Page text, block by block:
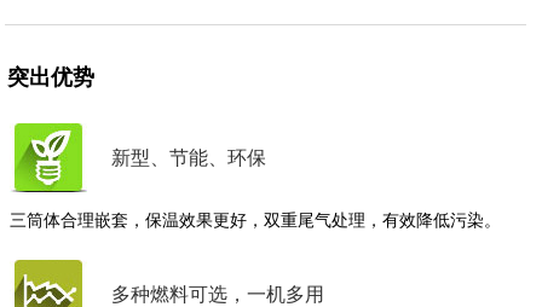
突出优势
新型、节能、环保
三筒体合理嵌套，保温效果更好，双重尾气处理，有效降低污染。
多种燃料可选，一机多用